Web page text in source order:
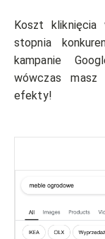
Koszt kliknięcia
stopnia
kampanie
wówczas masz
efekty!